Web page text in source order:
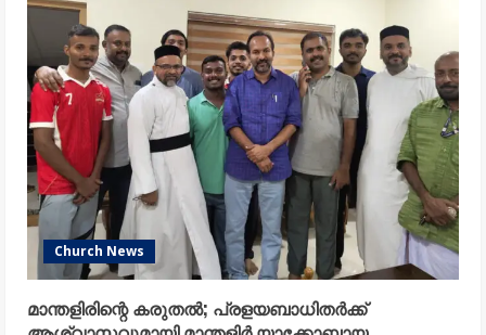
Church News
മാന്തളിരിന്റെ കരുതൽ; പ്രളയബാധിതർക്ക്